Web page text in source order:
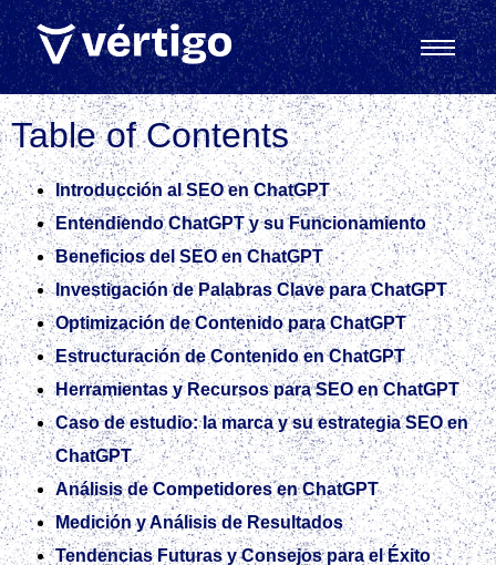
Table of Contents
Introducción al SEO en ChatGPT
Entendiendo ChatGPT y su Funcionamiento
Beneficios del SEO en ChatGPT
Investigación de Palabras Clave para ChatGPT
Optimización de Contenido para ChatGPT
Estructuración de Contenido en ChatGPT
Herramientas y Recursos para SEO en ChatGPT
Caso de estudio: la marca y su estrategia SEO en
ChatGPT
Análisis de Competidores en ChatGPT
Medición y Análisis de Resultados
Tendencias Futuras y Consejos para el Éxito